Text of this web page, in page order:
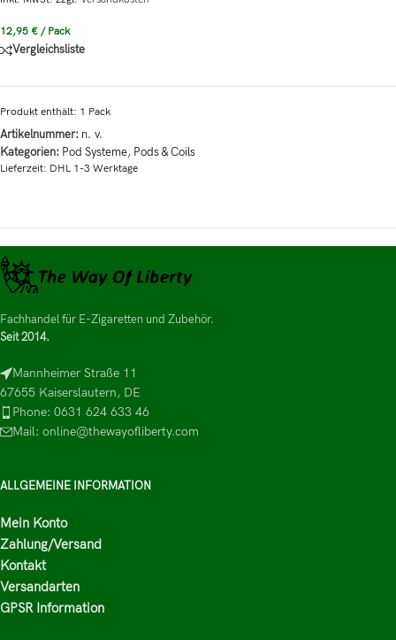
12,95 € / Pack
Vergleichsliste
Produkt enthält: 1 Pack
Artikelnummer: n. v.
Kategorien: Pod Systeme, Pods & Coils
Lieferzeit: DHL 1-3 Werktage
Fachhandel für E-Zigaretten und Zubehör.
Seit 2014.
Mannheimer Straße 11
67655 Kaiserslautern, DE
Phone: 0631 624 633 46
Mail: online@thewayofliberty.com
ALLGEMEINE INFORMATION
Mein Konto
Zahlung/Versand
Kontakt
Versandarten
GPSR Information